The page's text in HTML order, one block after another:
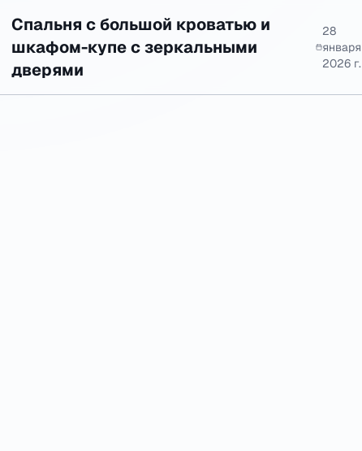
Спальня с большой кроватью и
шкафом-купе с зеркальными
дверями
28
января
2026 г.